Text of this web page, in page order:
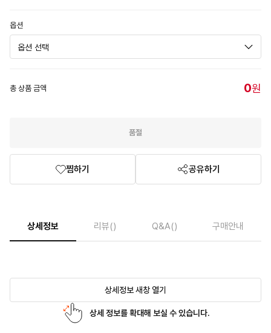
옵션
총 상품 금액 0원
품절
찜하기 공유하기
상세정보 리뷰() Q&A() 구매안내
상세정보 새창 열기
상세 정보를 확대해 보실 수 있습니다.